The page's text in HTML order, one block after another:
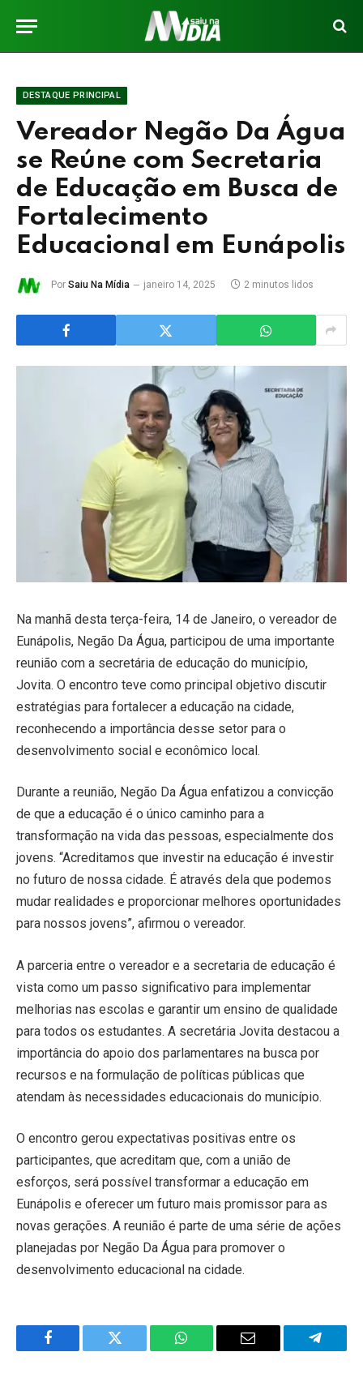
DESTAQUE PRINCIPAL
Vereador Negão Da Água
se Reúne com Secretaria
de Educação em Busca de
Fortalecimento
Educacional em Eunápolis
Por Saiu Na Mídia janeiro 14, 2025 2 minutos lidos
Na manhã desta terça-feira, 14 de Janeiro, o vereador de
Eunápolis, Negão Da Água, participou de uma importante
reunião com a secretária de educação do município,
Jovita. O encontro teve como principal objetivo discutir
estratégias para fortalecer a educação na cidade,
reconhecendo a importância desse setor para o
desenvolvimento social e econômico local.
Durante a reunião, Negão Da Água enfatizou a convicção
de que a educação é o único caminho para a
transformação na vida das pessoas, especialmente dos
jovens. “Acreditamos que investir na educação é investir
no futuro de nossa cidade. É através dela que podemos
mudar realidades e proporcionar melhores oportunidades
para nossos jovens”, afirmou o vereador.
A parceria entre o vereador e a secretaria de educação é
vista como um passo significativo para implementar
melhorias nas escolas e garantir um ensino de qualidade
para todos os estudantes. A secretária Jovita destacou a
importância do apoio dos parlamentares na busca por
recursos e na formulação de políticas públicas que
atendam às necessidades educacionais do município.
O encontro gerou expectativas positivas entre os
participantes, que acreditam que, com a união de
esforços, será possível transformar a educação em
Eunápolis e oferecer um futuro mais promissor para as
novas gerações. A reunião é parte de uma série de ações
planejadas por Negão Da Água para promover o
desenvolvimento educacional na cidade.
Facebook Twitter WhatsApp Email